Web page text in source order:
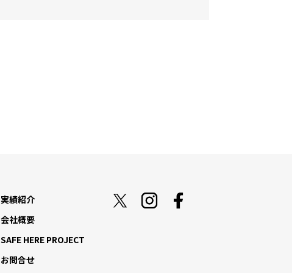
実績紹介
会社概要
SAFE HERE PROJECT
お問合せ